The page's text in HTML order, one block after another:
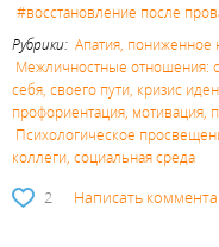
#восстановление после
Рубрики: Апатия, пониженное
Межличностные отношения:
себя, своего пути, кризис
профориентация, мотивация,
Психологическое
коллеги, социальная среда
2 Написать